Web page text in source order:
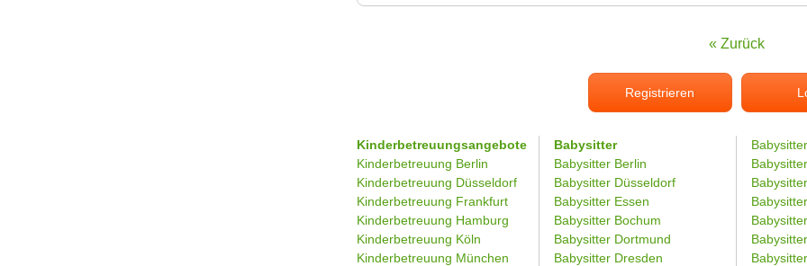
« Zurück
Registrieren
Kinderbetreuungsangebote
Kinderbetreuung Berlin
Kinderbetreuung Düsseldorf
Kinderbetreuung Frankfurt
Kinderbetreuung Hamburg
Kinderbetreuung Köln
Kinderbetreuung München
Babysitter
Babysitter Berlin
Babysitter Düsseldorf
Babysitter Essen
Babysitter Bochum
Babysitter Dortmund
Babysitter Dresden